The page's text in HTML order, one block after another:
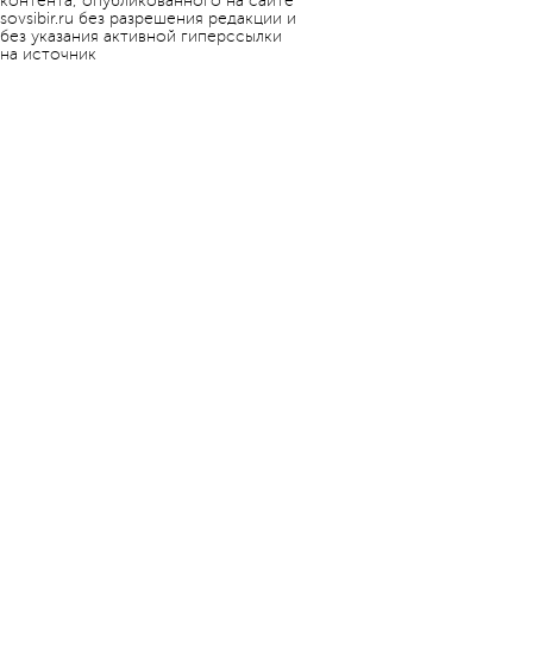
sovsibir.ru без разрешения редакции и
без указания активной гиперссылки
на источник